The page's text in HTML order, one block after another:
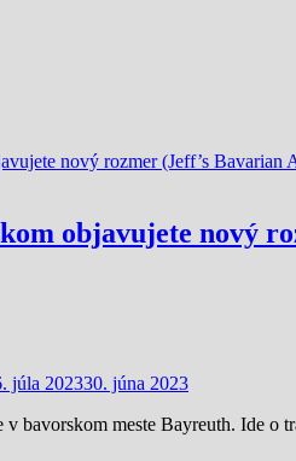
objavujete nový
júla 202330. júna 2023
bavorskom meste Bayreuth. Ide o